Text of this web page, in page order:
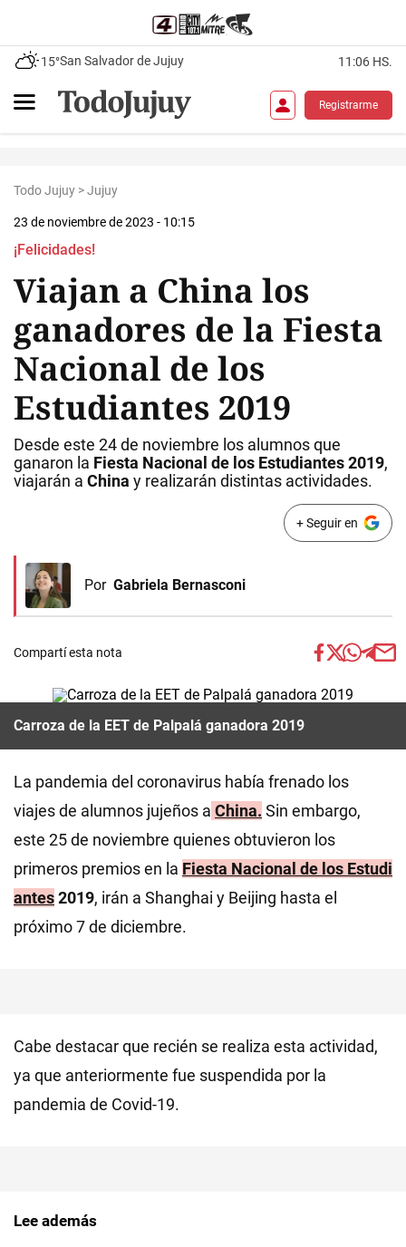
15°San Salvador de Jujuy 11:06 HS.
Registrarme
Todo Jujuy >Jujuy
23 de noviembre de 2023 - 10:15
¡Felicidades!
Viajan a China los
ganadores de la Fiesta
Nacional de los
Estudiantes 2019
Desde este 24 de noviembre los alumnos que
ganaron la Fiesta Nacional de los Estudiantes 2019,
viajarán a China y realizarán distintas actividades.
+ Seguir en
Por Gabriela Bernasconi
Compartí esta nota
Carroza de la EET de Palpalá ganadora 2019
La pandemia del coronavirus había frenado los
viajes de alumnos jujeños a China. Sin embargo,
este 25 de noviembre quienes obtuvieron los
primeros premios en la Fiesta Nacional de los Estudi
antes2019, irán a Shanghai y Beijing hasta el
próximo 7 de diciembre.
Cabe destacar que recién se realiza esta actividad,
ya que anteriormente fue suspendida por la
pandemia de Covid-19.
Lee además